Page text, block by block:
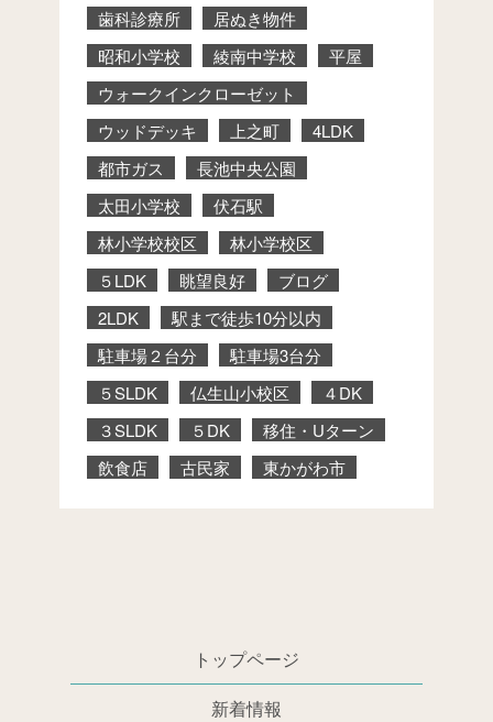
歯科診療所
居ぬき物件
昭和小学校
綾南中学校
平屋
ウォークインクローゼット
ウッドデッキ
上之町
4LDK
都市ガス
長池中央公園
太田小学校
伏石駅
林小学校校区
林小学校区
５LDK
眺望良好
ブログ
2LDK
駅まで徒歩10分以内
駐車場２台分
駐車場3台分
５SLDK
仏生山小校区
４DK
３SLDK
５DK
移住・Uターン
飲食店
古民家 東かがわ市
トップページ
新着情報